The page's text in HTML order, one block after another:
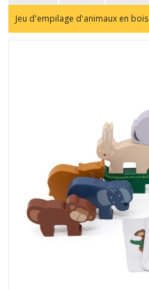
Jeu d'empilage d'animaux en bois